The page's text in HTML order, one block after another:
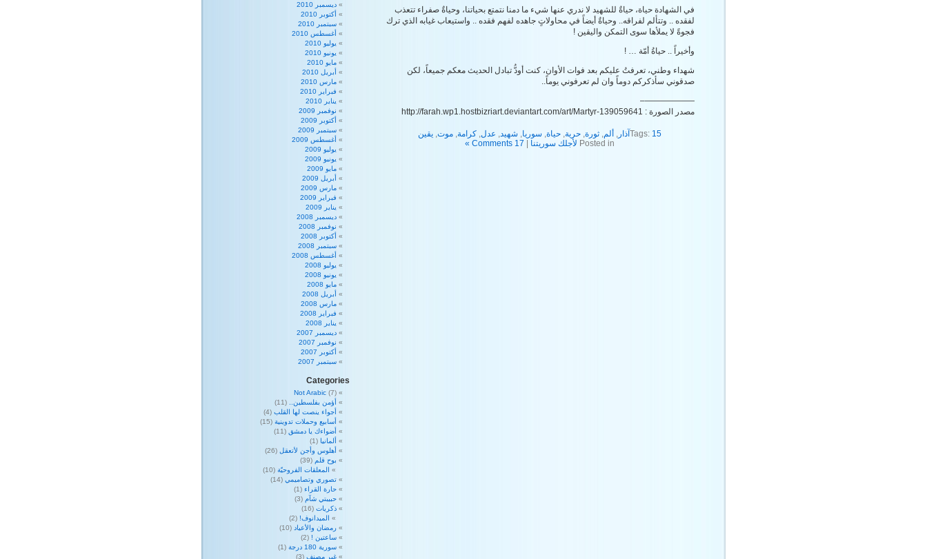
في الشهادة حياة، حياةٌ للشهيد لا ندري عنها شيء ما دمنا نتمتع بحياتنا، وحياةٌ صفراء تتعذب
لفقده .. وتتألم لفراقه.. وحياةٌ أيضاً في محاولاتٍ جاهده لفهم فقده .. واستيعاب غيابه الذي ترك
فجوةً لا يملأها سوى التمكن واليقين !
وأخيراً .. حياةُ أمّة … !
شهداء وطني، تعرفتُ عليكم بعد فوات الأوان، كنت أودُّ تبادل الحديث معكم جميعاً، لكن
صدقوني سأذكركم دوماً وان لم تعرفوني يوماً..
——————–
مصدر الصورة : http://farah.wp1.hostbizriart.deviantart.com/art/Martyr-139059641
Tags: 15آذار , ألم,ثورة,حرية,حياة, سوريا, شهيد, عدل,كرامة,موت,يقين
Posted in لأجلك سوريتنا 17 Comments »
ديسمبر 2010
أكتوبر 2010
سبتمبر 2010
أغسطس 2010
يوليو 2010
يونيو 2010
مايو 2010
أبريل 2010
مارس 2010
فبراير 2010
يناير 2010
نوفمبر 2009
أكتوبر 2009
سبتمبر 2009
أغسطس 2009
يوليو 2009
يونيو 2009
مايو 2009
أبريل 2009
مارس 2009
فبراير 2009
يناير 2009
ديسمبر 2008
نوفمبر 2008
أكتوبر 2008
سبتمبر 2008
أغسطس 2008
يوليو 2008
يونيو 2008
مايو 2008
أبريل 2008
مارس 2008
فبراير 2008
يناير 2008
ديسمبر 2007
نوفمبر 2007
أكتوبر 2007
سبتمبر 2007
Categories
Not Arabic (7)
أؤمن بفلسطين..
(11)
أجواء ينصت لها القلب (4)
أسابيع وحملات تدوينية (15)
أضواءك يا دمشق (11)
ألمانيا (1)
أهلوس وأجن لأتعقل (26)
بوح قلم (39)
المعلقات الفروحيّة (10)
تصوري وتصاميمي (14)
حارة القراء (1)
حبيبتي شآم (3)
ذكريات (16)
الميدانوف! (2)
رمضان والأعياد (10)
ساعتين ! (2)
سورية 180 درجة
(1)
غير مصنف (3)